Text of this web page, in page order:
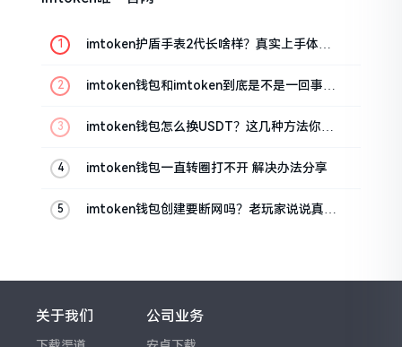
imtoken护盾手表2代长啥样？真实上手体验
imtoken钱包和imtoken到底是不是一回事？
imtoken钱包怎么换USDT？这几种方法你得
imtoken钱包一直转圈打不开 解决办法分享
imtoken钱包创建要断网吗？老玩家说说真实
关于我们 公司业务